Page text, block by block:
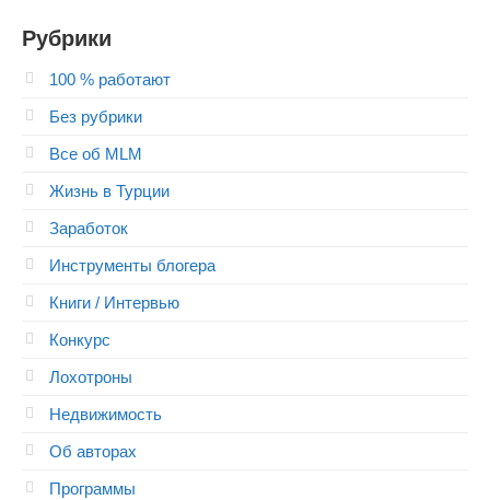
Рубрики
100 % работают
Без рубрики
Все об MLM
Жизнь в Турции
Заработок
Инструменты блогера
Книги / Интервью
Конкурс
Лохотроны
Недвижимость
Об авторах
Программы